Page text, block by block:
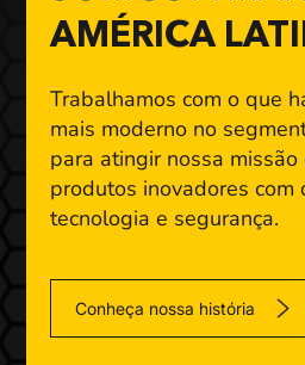
AMÉRICA
Trabalhamos com o que
mais moderno no
para atingir nossa missão
produtos inovadores com
tecnologia e segurança.
Conheça nossa história